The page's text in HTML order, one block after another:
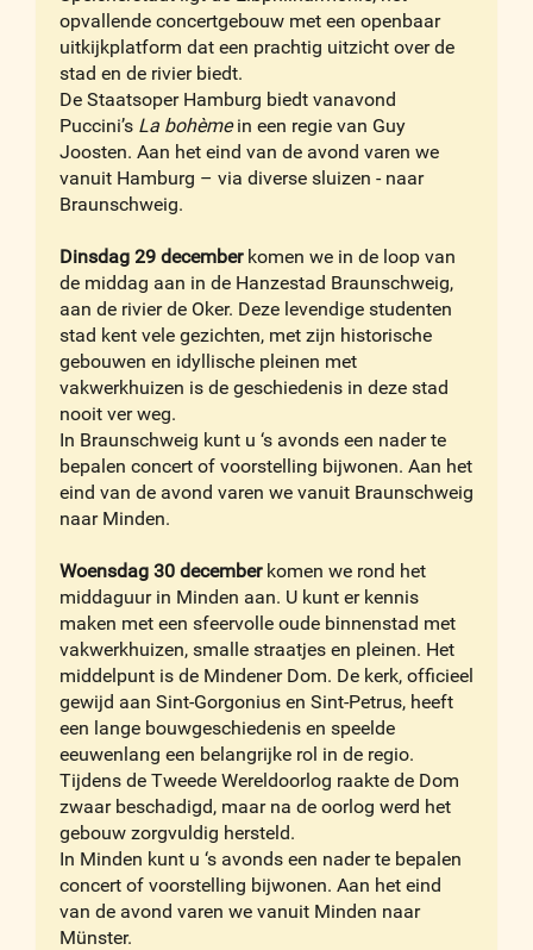
opvallende concertgebouw met een openbaar
uitkijkplatform dat een prachtig uitzicht over de
stad en de rivier biedt.
De Staatsoper Hamburg biedt vanavond
Puccini’s La bohèmein een regie van Guy
Joosten. Aan het eind van de avond varen we
vanuit Hamburg – via diverse sluizen - naar
Braunschweig.
Dinsdag 29 december komen we in de loop van
de middag aan in de Hanzestad Braunschweig,
aan de rivier de Oker. Deze levendige studenten
stad kent vele gezichten, met zijn historische
gebouwen en idyllische pleinen met
vakwerkhuizen is de geschiedenis in deze stad
nooit ver weg.
In Braunschweig kunt u ‘s avonds een nader te
bepalen concert of voorstelling bijwonen. Aan het
eind van de avond varen we vanuit Braunschweig
naar Minden.
Woensdag 30 december komen we rond het
middaguur in Minden aan. U kunt er kennis
maken met een sfeervolle oude binnenstad met
vakwerkhuizen, smalle straatjes en pleinen. Het
middelpunt is de Mindener Dom. De kerk, officieel
gewijd aan Sint-Gorgonius en Sint-Petrus, heeft
een lange bouwgeschiedenis en speelde
eeuwenlang een belangrijke rol in de regio.
Tijdens de Tweede Wereldoorlog raakte de Dom
zwaar beschadigd, maar na de oorlog werd het
gebouw zorgvuldig hersteld.
In Minden kunt u ‘s avonds een nader te bepalen
concert of voorstelling bijwonen. Aan het eind
van de avond varen we vanuit Minden naar
Münster.